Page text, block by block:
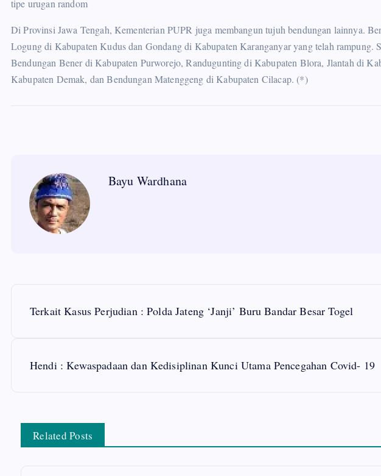
tipe urugan random
Di Provinsi Jawa Tengah, Kementerian PUPR juga membangun tujuh bendungan lainnya.
Logung di Kabupaten Kudus dan Gondang di Kabupaten Karanganyar yang telah rampung.
Bendungan Bener di Kabupaten Purworejo, Randugunting di Kabupaten Blora, Jlantah di
Kabupaten Demak, dan Bendungan Matenggeng di Kabupaten Cilacap. (*)
Bayu Wardhana
n
Terkait Kasus Perjudian : Polda Jateng ‘Janji’ Buru Bandar Besar Togel
Hendi : Kewaspadaan dan Kedisiplinan Kunci Utama Pencegahan Covid- 19
Related Posts